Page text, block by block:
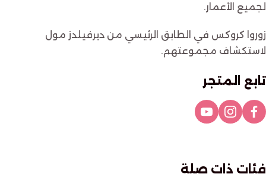
لجميع الأعمار.
زوروا كروكس في الطابق الرئيسي من ديرفيلدز مول
لاستكشاف مجموعتهم.
تابع المتجر
فئات ذات صلة